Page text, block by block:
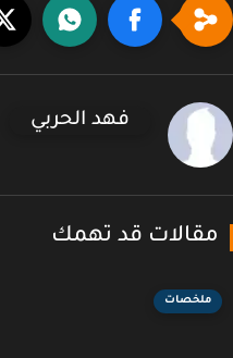
فهد الحربي
قد تهمك
ملخصات